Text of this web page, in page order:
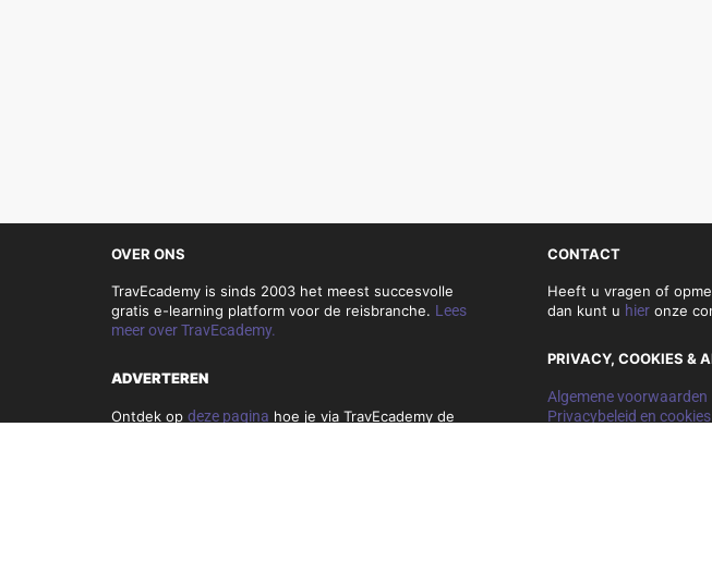
OVER ONS
TravEcademy is sinds 2003 het meest succesvolle
gratis e-learning platform voor de reisbranche. Lees
meer over TravEcademy.
ADVERTEREN
Ontdek op deze pagina hoe je via TravEcademy de
CONTACT
Heeft u vragen of
dan kunt u hier onze
PRIVACY, COOKIES &
Algemene voorwaarden
Privacybeleid en cookies